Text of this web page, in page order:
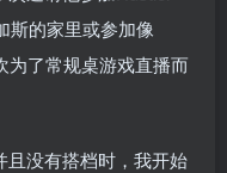
斯的家里或参加像
为了常规桌游戏直播而
且没有搭档时，我开始